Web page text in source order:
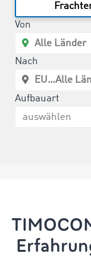
Von
Nach
Aufbauart